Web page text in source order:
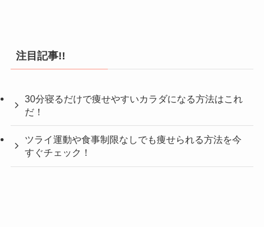
注目記事!!
30分寝るだけで痩せやすいカラダになる方法はこれ
だ！
ツライ運動や食事制限なしでも痩せられる方法を今
すぐチェック！